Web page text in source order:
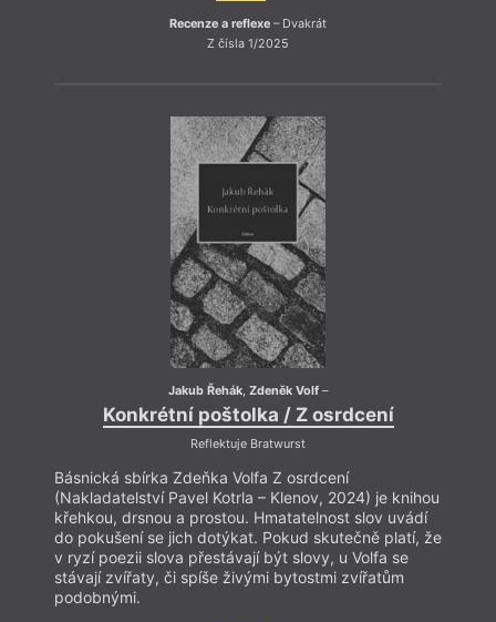
Recenze a reflexe – Dvakrát
Z čísla 1/2025
Jakub Řehák,Zdeněk Volf –
Konkrétní poštolka / Z osrdcení
Reflektuje Bratwurst
Básnická sbírka Zdeňka Volfa Z osrdcení
(Nakladatelství Pavel Kotrla – Klenov, 2024) je knihou
křehkou, drsnou a prostou. Hmatatelnost slov uvádí
do pokušení se jich dotýkat. Pokud skutečně platí, že
v ryzí poezii slova přestávají být slovy, u Volfa se
stávají zvířaty, či spíše živými bytostmi zvířatům
podobnými.